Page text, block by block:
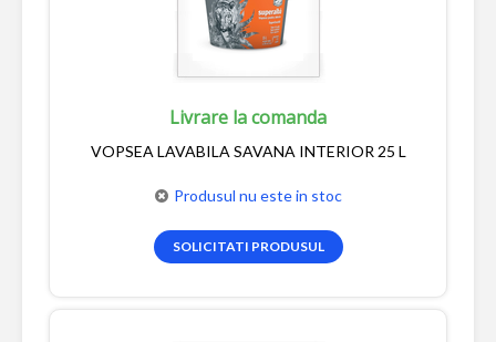
Livrare la comanda
VOPSEA LAVABILA SAVANA INTERIOR 25 L
Produsul nu este in stoc
SOLICITATI PRODUSUL